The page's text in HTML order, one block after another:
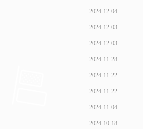
2024-12-04
2024-12-03
2024-12-03
2024-11-28
2024-11-22
2024-11-22
2024-11-04
2024-10-18